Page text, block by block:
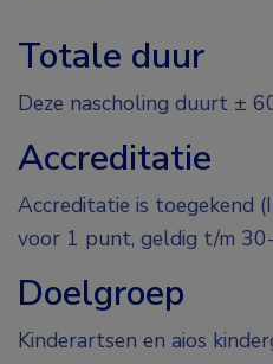
Totale duur
Deze nascholing duurt ±
Accreditatie
Accreditatie is toegekend
voor 1 punt, geldig t/m
Doelgroep
Kinderartsen en aios